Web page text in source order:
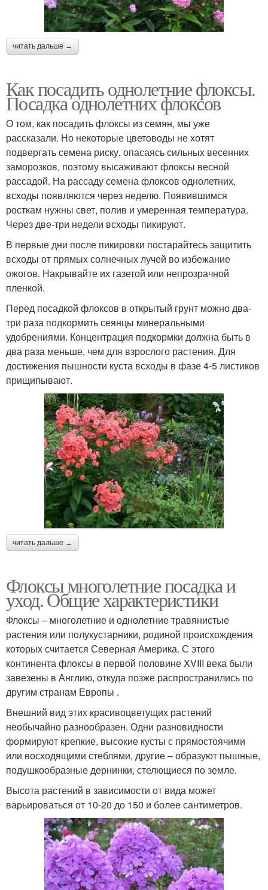
читать дальше →
Как посадить однолетние флоксы.
Посадка однолетних флоксов
О том, как посадить флоксы из семян, мы уже
рассказали. Но некоторые цветоводы не хотят
подвергать семена риску, опасаясь сильных весенних
заморозков, поэтому высаживают флоксы весной
рассадой. На рассаду семена флоксов однолетних,
всходы появляются через неделю. Появившимся
росткам нужны свет, полив и умеренная температура.
Через две-три недели всходы пикируют.
В первые дни после пикировки постарайтесь защитить
всходы от прямых солнечных лучей во избежание
ожогов. Накрывайте их газетой или непрозрачной
пленкой.
Перед посадкой флоксов в открытый грунт можно два-
три раза подкормить сеянцы минеральными
удобрениями. Концентрация подкормки должна быть в
два раза меньше, чем для взрослого растения. Для
достижения пышности куста всходы в фазе 4-5 листиков
прищипывают.
читать дальше →
Флоксы многолетние посадка и
уход. Общие характеристики
Флоксы – многолетние и однолетние травянистые
растения или полукустарники, родиной происхождения
которых считается Северная Америка. С этого
континента флоксы в первой половине XVIII века были
завезены в Англию, откуда позже распространились по
другим странам Европы .
Внешний вид этих красивоцветущих растений
необычайно разнообразен. Одни разновидности
формируют крепкие, высокие кусты с прямостоячими
или восходящими стеблями, другие – образуют пышные,
подушкообразные дернинки, стелющиеся по земле.
Высота растений в зависимости от вида может
варьироваться от 10-20 до 150 и более сантиметров.